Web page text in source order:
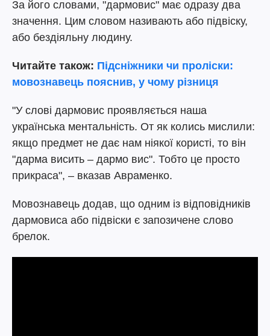
За його словами, "дармовис" має одразу два
значення. Цим словом називають або підвіску,
або бездіяльну людину.
Читайте також: Підсніжники чи проліски:
мовознавець пояснив, у чому різниця
"У слові дармовис проявляється наша
українська ментальність. От як колись мислили:
якщо предмет не дає нам ніякої користі, то він
"дарма висить – дармо вис". Тобто це просто
прикраса", – вказав Авраменко.
Мовознавець додав, що одним із відповідників
дармовиса або підвіски є запозичене слово
брелок.